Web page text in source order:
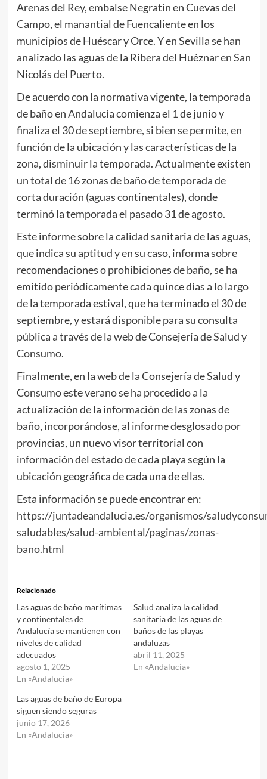
Arenas del Rey, embalse Negratín en Cuevas del
Campo, el manantial de Fuencaliente en los
municipios de Huéscar y Orce. Y en Sevilla se han
analizado las aguas de la Ribera del Huéznar en San
Nicolás del Puerto.
De acuerdo con la normativa vigente, la temporada
de baño en Andalucía comienza el 1 de junio y
finaliza el 30 de septiembre, si bien se permite, en
función de la ubicación y las características de la
zona, disminuir la temporada. Actualmente existen
un total de 16 zonas de baño de temporada de
corta duración (aguas continentales), donde
terminó la temporada el pasado 31 de agosto.
Este informe sobre la calidad sanitaria de las aguas,
que indica su aptitud y en su caso, informa sobre
recomendaciones o prohibiciones de baño, se ha
emitido periódicamente cada quince días a lo largo
de la temporada estival, que ha terminado el 30 de
septiembre, y estará disponible para su consulta
pública a través de la web de Consejería de Salud y
Consumo.
Finalmente, en la web de la Consejería de Salud y
Consumo este verano se ha procedido a la
actualización de la información de las zonas de
baño, incorporándose, al informe desglosado por
provincias, un nuevo visor territorial con
información del estado de cada playa según la
ubicación geográfica de cada una de ellas.
Esta información se puede encontrar en:
https://juntadeandalucia.es/organismos/
saludables/salud-ambiental/paginas/zonas-
bano.html
Relacionado
Las aguas de baño marítimas
y continentales de
Andalucía se mantienen con
niveles de calidad
adecuados
agosto 1, 2025
En «Andalucía»
Salud analiza la calidad
sanitaria de las aguas de
baños de las playas
andaluzas
abril 11, 2025
En «Andalucía»
Las aguas de baño de Europa
siguen siendo seguras
junio 17, 2026
En «Andalucía»